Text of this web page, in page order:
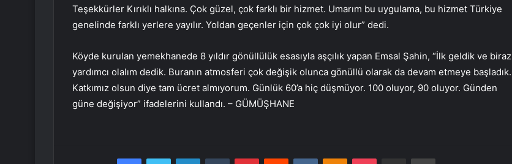
Teşekkürler Kırıklı halkına. Çok güzel, çok farklı bir hizmet. Umarım bu uygulama, bu hizmet Türkiye
genelinde farklı yerlere yayılır. Yoldan geçenler için çok çok iyi olur” dedi.
Köyde kurulan yemekhanede 8 yıldır gönüllülük esasıyla aşçılık yapan Emsal Şahin, “İlk geldik ve biraz
yardımcı olalım dedik. Buranın atmosferi çok değişik olunca gönüllü olarak da devam etmeye başladık.
Katkımız olsun diye tam ücret almıyorum. Günlük 60’a hiç düşmüyor. 100 oluyor, 90 oluyor. Günden
güne değişiyor” ifadelerini kullandı. – GÜMÜŞHANE
FacebookTwitter LinkedInTumblr PinterestReddit VKontakteOdnoklassniki
Pocket E-Posta ile paylaş Yazdır